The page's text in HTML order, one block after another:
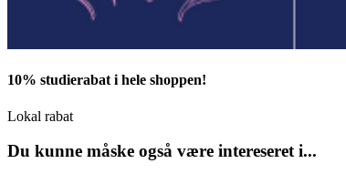
10% studierabat i hele shoppen!
Lokal rabat
Du kunne måske også være intereseret i...